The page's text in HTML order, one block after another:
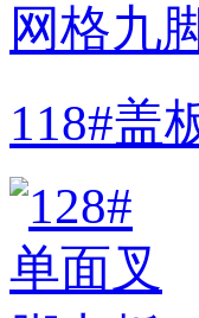
网格九
118#盖